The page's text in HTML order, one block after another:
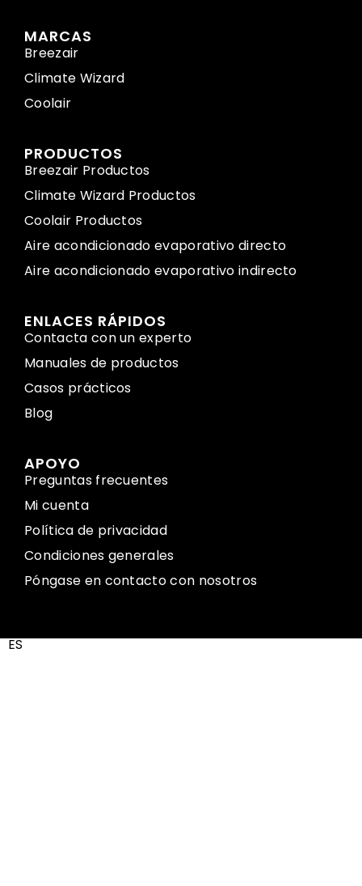
MARCAS
Breezair
Climate Wizard
Coolair
PRODUCTOS
Breezair Productos
Climate Wizard Productos
Coolair Productos
Aire acondicionado evaporativo directo
Aire acondicionado evaporativo indirecto
ENLACES RÁPIDOS
Contacta con un experto
Manuales de productos
Casos prácticos
Blog
APOYO
Preguntas frecuentes
Mi cuenta
Política de privacidad
Condiciones generales
Póngase en contacto con nosotros
ES